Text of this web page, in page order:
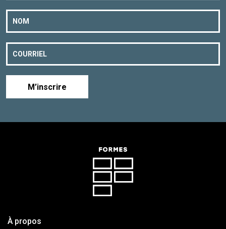
M’inscrire
À propos